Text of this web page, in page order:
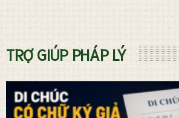
Dịch vụ phá sản và Quản
TRỢ GIÚP PHÁP LÝ